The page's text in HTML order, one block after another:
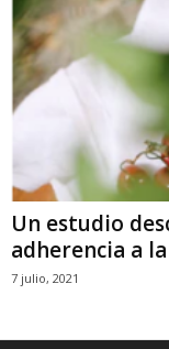
Un estudio
adherencia a
7 julio, 2021